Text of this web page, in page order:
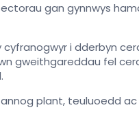
gan gynnwys
i dderbyn
gweithgareddau fel
plant, teuluoedd